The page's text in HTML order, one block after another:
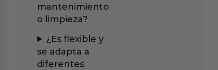
mantenimiento
o limpieza?
¿Es flexible y
se adapta a
diferentes